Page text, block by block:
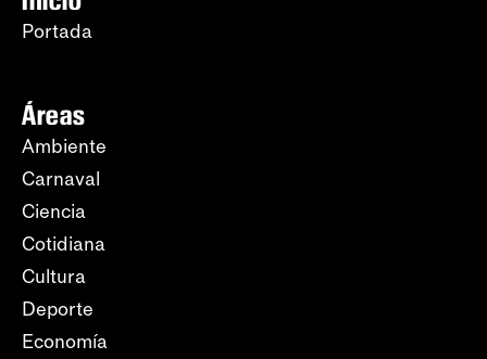
Portada
Áreas
Ambiente
Carnaval
Ciencia
Cotidiana
Cultura
Deporte
Economía